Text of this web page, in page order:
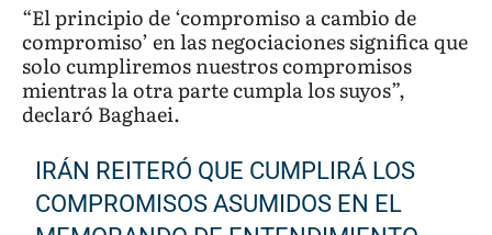
“El principio de ‘compromiso a cambio de
compromiso’ en las negociaciones significa que
solo cumpliremos nuestros compromisos
mientras la otra parte cumpla los suyos”,
declaró Baghaei.
IRÁN REITERÓ QUE CUMPLIRÁ LOS
COMPROMISOS ASUMIDOS EN EL